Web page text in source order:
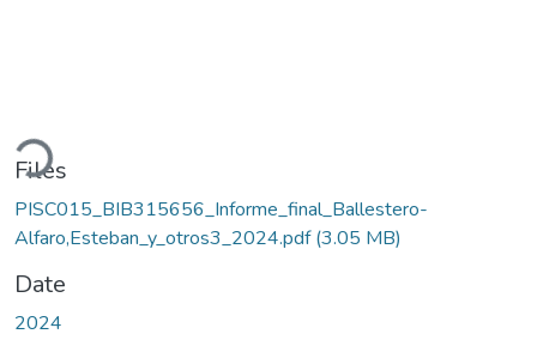
Files
PISC015_BIB315656_Informe_final_Ballestero-
Alfaro,Esteban_y_otros3_2024.pdf(3.05 MB)
Date
2024